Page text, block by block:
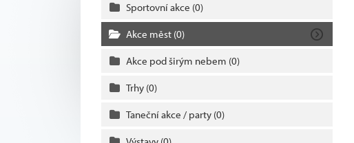
Sportovní akce (0)
Akce měst (0)
Akce pod širým nebem (0)
Trhy (0)
Taneční akce / party (0)